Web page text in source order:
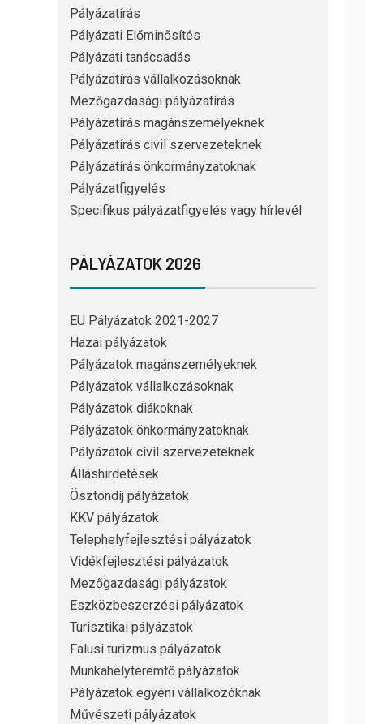
Pályázatírás
Pályázati Előminősítés
Pályázati tanácsadás
Pályázatírás vállalkozásoknak
Mezőgazdasági pályázatírás
Pályázatírás magánszemélyeknek
Pályázatírás civil szervezeteknek
Pályázatírás önkormányzatoknak
Pályázatfigyelés
Specifikus pályázatfigyelés vagy hírlevél
PÁLYÁZATOK 2026
EU Pályázatok 2021-2027
Hazai pályázatok
Pályázatok magánszemélyeknek
Pályázatok vállalkozásoknak
Pályázatok diákoknak
Pályázatok önkormányzatoknak
Pályázatok civil szervezeteknek
Álláshirdetések
Ösztöndíj pályázatok
KKV pályázatok
Telephelyfejlesztési pályázatok
Vidékfejlesztési pályázatok
Mezőgazdasági pályázatok
Eszközbeszerzési pályázatok
Turisztikai pályázatok
Falusi turizmus pályázatok
Munkahelyteremtő pályázatok
Pályázatok egyéni vállalkozóknak
Művészeti pályázatok